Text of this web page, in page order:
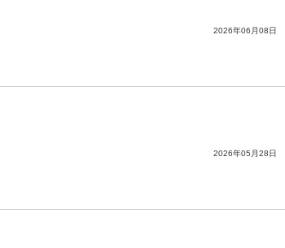
2026年06月08日
2026年05月28日